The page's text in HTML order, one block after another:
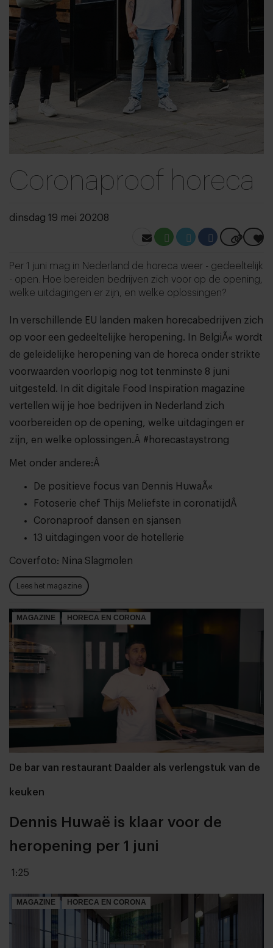
Coronaproof horeca
dinsdag 19 mei 20208
Per 1 juni mag in Nederland de horeca weer - gedeeltelijk
- open. Hoe bereiden bedrijven zich voor op de opening,
welke uitdagingen er zijn, en welke oplossingen?
In verschillende EU landen maken horecabedrijven zich
op voor een gedeeltelijke heropening. In BelgiÃ« wordt
de geleidelijke heropening van de horeca onder strikte
voorwaarden voorlopig nog tot tenminste 8 juni
uitgesteld. In dit digitale Food Inspiration magazine
vertellen wij je hoe bedrijven in Nederland zich
voorbereiden op de opening, welke uitdagingen er
zijn, en welke oplossingen.Â #horecastaystrong
Met onder andere:Â
De positieve focus van Dennis HuwaÃ«
Fotoserie chef Thijs Meliefste in coronatijdÂ
Coronaproof dansen en sjansen
13 uitdagingen voor de hotellerie
Coverfoto: Nina Slagmolen
Lees het magazine
MAGAZINE HORECA EN CORONA
De bar van restaurant Daalder als verlengstuk van de
keuken
Dennis Huwaë is klaar voor de
heropening per 1 juni
1:25
MAGAZINE HORECA EN CORONA